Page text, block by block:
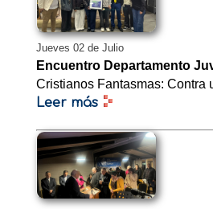
Jueves 02 de Julio
Encuentro Departamento
Cristianos Fantasmas: Contra
Leer más